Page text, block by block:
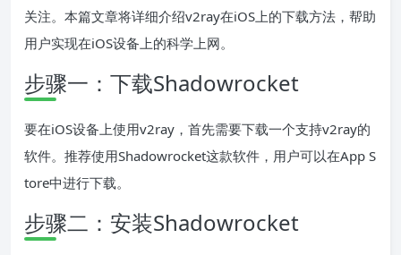
关注。本篇文章将详细介绍v2ray在iOS上的下载方法，帮助
用户实现在iOS设备上的科学上网。
步骤一：下载Shadowrocket
要在iOS设备上使用v2ray，首先需要下载一个支持v2ray的
软件。推荐使用Shadowrocket这款软件，用户可以在App S
tore中进行下载。
步骤二：安装Shadowrocket